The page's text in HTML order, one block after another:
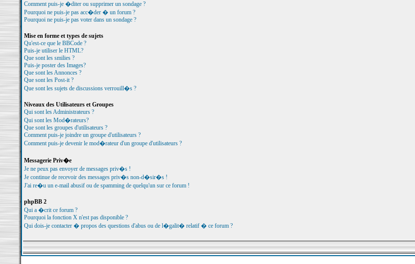
Comment puis-je �diter ou supprimer un sondage ?
Pourquoi ne puis-je pas acc�der � un forum ?
Pourquoi ne puis-je pas voter dans un sondage ?
Mise en forme et types de sujets
Qu'est-ce que le BBCode ?
Puis-je utiliser le HTML?
Que sont les smilies ?
Puis-je poster des Images?
Que sont les Annonces ?
Que sont les Post-it ?
Que sont les sujets de discussions verrouill�s ?
Niveaux des Utilisateurs et Groupes
Qui sont les Administrateurs ?
Qui sont les Mod�rateurs?
Que sont les groupes d'utilisateurs ?
Comment puis-je joindre un groupe d'utilisateurs ?
Comment puis-je devenir le mod�rateur d'un groupe d'utilisateurs ?
Messagerie Priv�e
Je ne peux pas envoyer de messages priv�s !
Je continue de recevoir des messages priv�s non-d�sir�s !
J'ai re�u un e-mail abusif ou de spamming de quelqu'un sur ce forum !
phpBB 2
Qui a �crit ce forum ?
Pourquoi la fonction X n'est pas disponible ?
Qui dois-je contacter � propos des questions d'abus ou de l�galit� relatif � ce forum ?